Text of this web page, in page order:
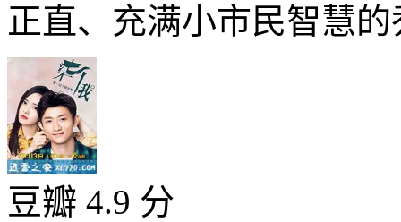
正直、充满小市民智慧
豆瓣 4.9 分